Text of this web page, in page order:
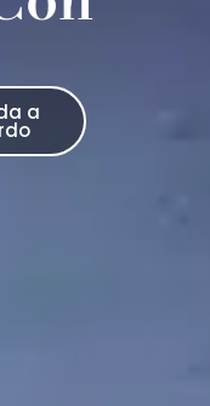
a